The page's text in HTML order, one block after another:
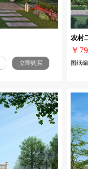
立即购买
农村
￥
图纸编